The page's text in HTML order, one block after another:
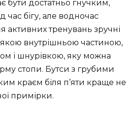
бути достатньо гнучким,
час бігу, але водночас
активних тренувань зручні
внутрішньою частиною,
і шнурівкою, яку можна
стопи. Бутси з грубими
краєм біля п’яти краще не
примірки.